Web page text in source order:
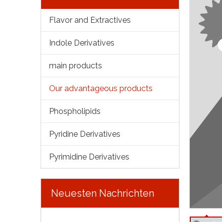
Flavor and Extractives
Indole Derivatives
main products
Our advantageous products
Phospholipids
Pyridine Derivatives
Pyrimidine Derivatives
Neuesten Nachrichten